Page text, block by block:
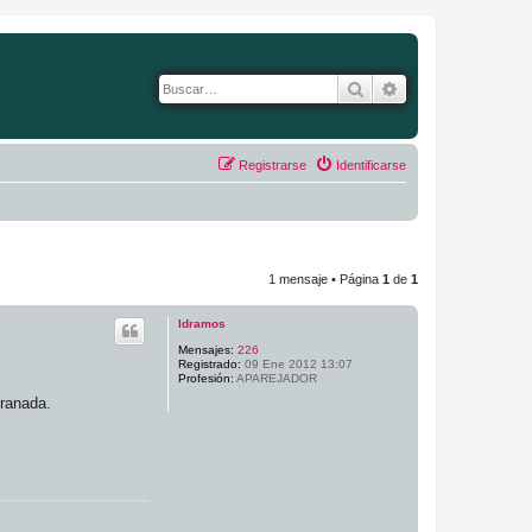
Buscar
Identificarse
Registrarse
1 mensaje • Página 1 de 1
ldramos
Mensajes: 226
Registrado: 09 Ene 2012 13:07
Profesión: APAREJADOR